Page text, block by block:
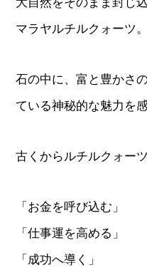
マラヤルチルクォーツ。
石の中に、富と豊かさ
ている神秘的な魅力を
古くからルチルクォーツ
「お金を呼び込む」
「仕事運を高める」
「成功へ導く」